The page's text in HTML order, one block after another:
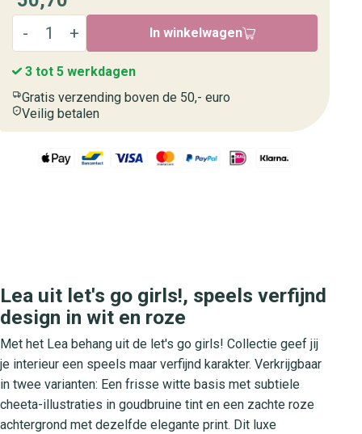
In winkelwagen
3 tot 5 werkdagen
Gratis verzending boven de 50,- euro
Veilig betalen
Lea uit let's go girls!, speels verfijnd
design in wit en roze
Met het Lea behang uit de let's go girls! Collectie geef jij
je interieur een speels maar verfijnd karakter. Verkrijgbaar
in twee varianten: Een frisse witte basis met subtiele
cheeta-illustraties in goudbruine tint en een zachte roze
achtergrond met dezelfde elegante print. Dit luxe